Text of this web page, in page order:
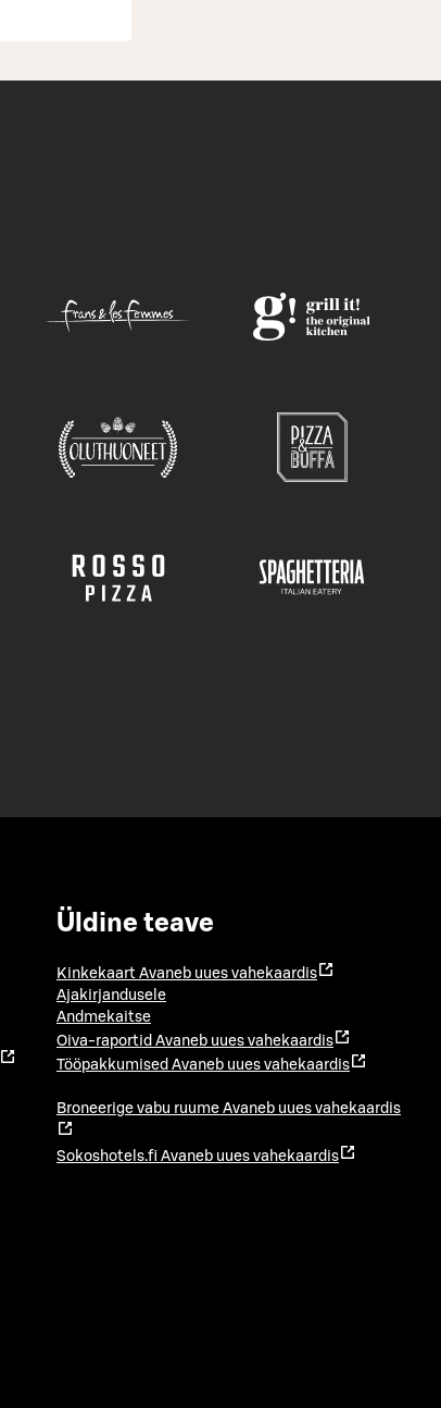
Üldine teave
Kinkekaart Avaneb uues vahekaardis
Ajakirjandusele
Andmekaitse
Oiva-raportid Avaneb uues vahekaardis
Tööpakkumised Avaneb uues vahekaardis
Broneerige vabu ruume Avaneb uues vahekaardis
Sokoshotels.fi Avaneb uues vahekaardis